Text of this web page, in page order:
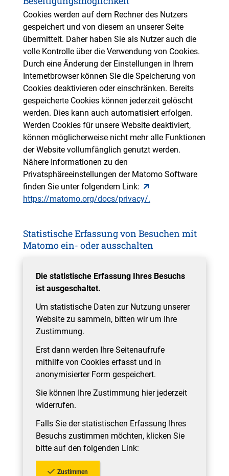
Cookies werden auf dem Rechner des Nutzers
gespeichert und von diesem an unserer Seite
übermittelt. Daher haben Sie als Nutzer auch die
volle Kontrolle über die Verwendung von Cookies.
Durch eine Änderung der Einstellungen in Ihrem
Internetbrowser können Sie die Speicherung von
Cookies deaktivieren oder einschränken. Bereits
gespeicherte Cookies können jederzeit gelöscht
werden. Dies kann auch automatisiert erfolgen.
Werden Cookies für unsere Website deaktiviert,
können möglicherweise nicht mehr alle Funktionen
der Website vollumfänglich genutzt werden.
Nähere Informationen zu den
Privatsphäreeinstellungen der Matomo Software
finden Sie unter folgendem Link:
https://matomo.org/docs/privacy/.
Statistische Erfassung von Besuchen mit
Matomo ein- oder ausschalten
Die statistische Erfassung Ihres Besuchs
ist ausgeschaltet.
Um statistische Daten zur Nutzung unserer
Website zu sammeln, bitten wir um Ihre
Zustimmung.
Erst dann werden Ihre Seitenaufrufe
mithilfe von Cookies erfasst und in
anonymisierter Form gespeichert.
Sie können Ihre Zustimmung hier jederzeit
widerrufen.
Falls Sie der statistischen Erfassung Ihres
Besuchs zustimmen möchten, klicken Sie
bitte auf den folgenden Link:
Zustimmen